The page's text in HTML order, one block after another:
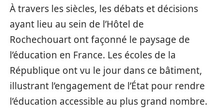
À travers les siècles, les débats et décisions
ayant lieu au sein de l’Hôtel de
Rochechouart ont façonné le paysage de
l’éducation en France. Les écoles de la
République ont vu le jour dans ce bâtiment,
illustrant l’engagement de l’État pour rendre
l’éducation accessible au plus grand nombre.